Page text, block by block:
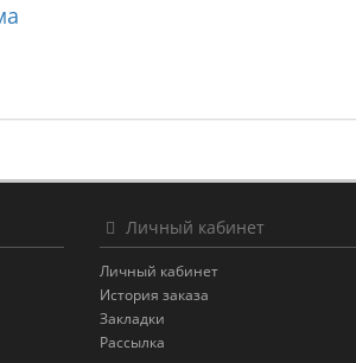
Личный кабинет
Личный кабинет
История заказа
Закладки
Рассылка